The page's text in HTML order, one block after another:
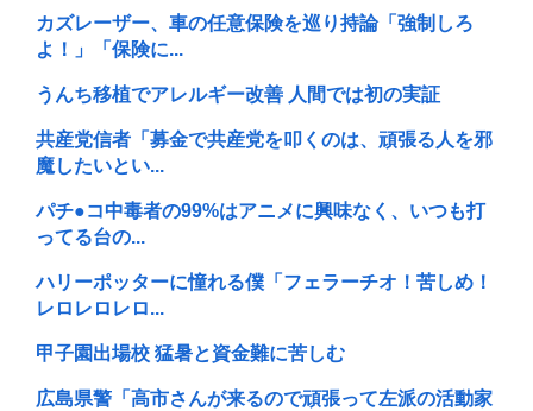
カズレーザー、車の任意保険を巡り持論「強制しろ
よ！」「保険に...
うんち移植でアレルギー改善 人間では初の実証
共産党信者「募金で共産党を叩くのは、頑張る人を邪
魔したいとい...
パチ●コ中毒者の99%はアニメに興味なく、いつも打
ってる台の...
ハリーポッターに憧れる僕「フェラーチオ！苦しめ！
レロレロレロ...
甲子園出場校 猛暑と資金難に苦しむ
広島県警「高市さんが来るので頑張って左派の活動家